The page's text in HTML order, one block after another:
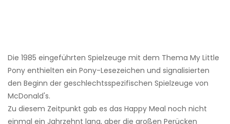
Die 1985 eingeführten Spielzeuge mit dem Thema My Little
Pony enthielten ein Pony-Lesezeichen und signalisierten
den Beginn der geschlechtsspezifischen Spielzeuge von
McDonald's.
Zu diesem Zeitpunkt gab es das Happy Meal noch nicht
einmal ein Jahrzehnt lang, aber die großen Perücken